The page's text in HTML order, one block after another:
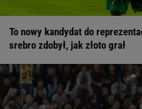
To nowy kandydat do
srebro zdobył, jak złoto grał